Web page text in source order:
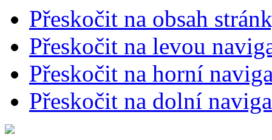
Přeskočit na obsah
Přeskočit na levou
Přeskočit na horní
Přeskočit na dolní